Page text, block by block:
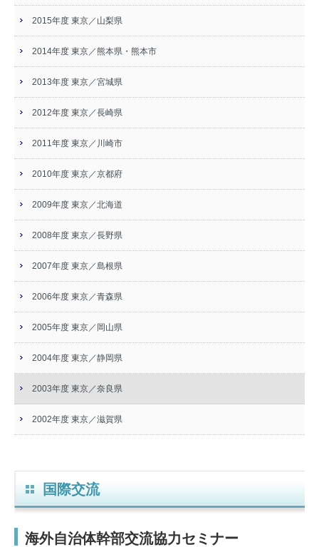
2015年度 東京／山梨県
2014年度 東京／熊本県・熊本市
2013年度 東京／宮城県
2012年度 東京／長崎県
2011年度 東京／川崎市
2010年度 東京／京都府
2009年度 東京／北海道
2008年度 東京／長野県
2007年度 東京／島根県
2006年度 東京／青森県
2005年度 東京／岡山県
2004年度 東京／静岡県
2003年度 東京／奈良県
2002年度 東京／滋賀県
国際交流
海外自治体幹部交流協力セミナー